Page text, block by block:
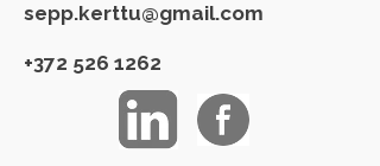
sepp.kerttu@gmail.com
+372 526 1262